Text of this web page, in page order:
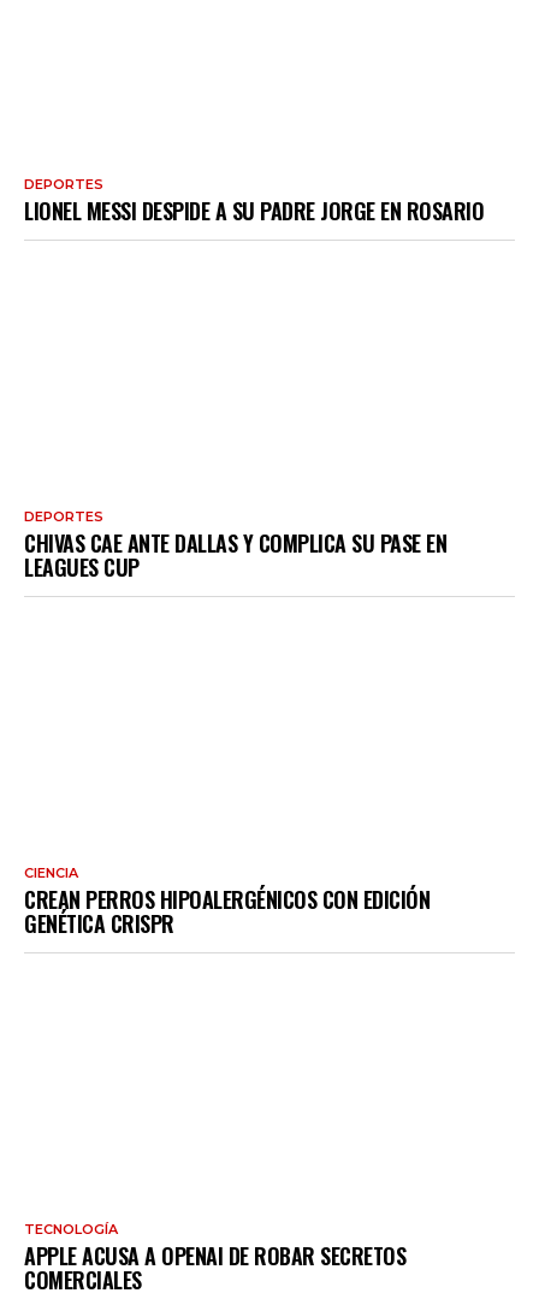
DEPORTES
LIONEL MESSI DESPIDE A SU PADRE JORGE EN ROSARIO
DEPORTES
CHIVAS CAE ANTE DALLAS Y COMPLICA SU PASE EN
LEAGUES CUP
CIENCIA
CREAN PERROS HIPOALERGÉNICOS CON EDICIÓN
GENÉTICA CRISPR
TECNOLOGÍA
APPLE ACUSA A OPENAI DE ROBAR SECRETOS
COMERCIALES